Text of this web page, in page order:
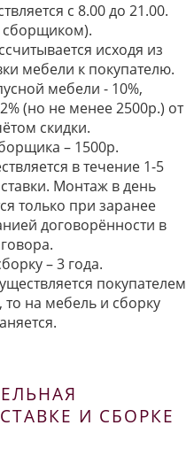
с 8.00 до 21.00.
сборщиком).
исходя из
мебели к покупателю.
мебели - 10%,
(но не менее 2500р.) от
скидки.
– 1500р.
в течение 1-5
Монтаж в день
только при заранее
договорённости в
– 3 года.
покупателем
на мебель и сборку
И СБОРКЕ